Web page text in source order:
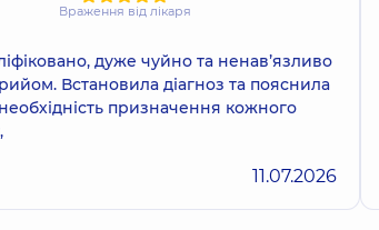
Враження від лікаря
дуже чуйно та ненавʼязливо
Встановила діагноз та пояснила
призначення кожного
11.07.2026